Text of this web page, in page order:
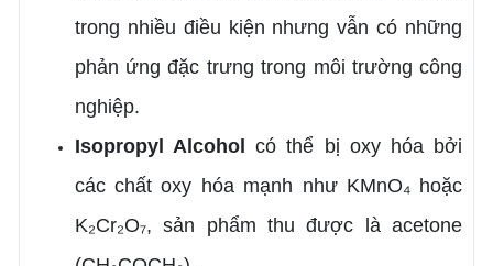
trong nhiều điều kiện nhưng vẫn có những
phản ứng đặc trưng trong môi trường công
nghiệp.
Isopropyl Alcohol
có thể bị oxy hóa bởi
các chất oxy hóa mạnh như KMnO₄ hoặc
K₂Cr₂O₇, sản phẩm thu được là acetone